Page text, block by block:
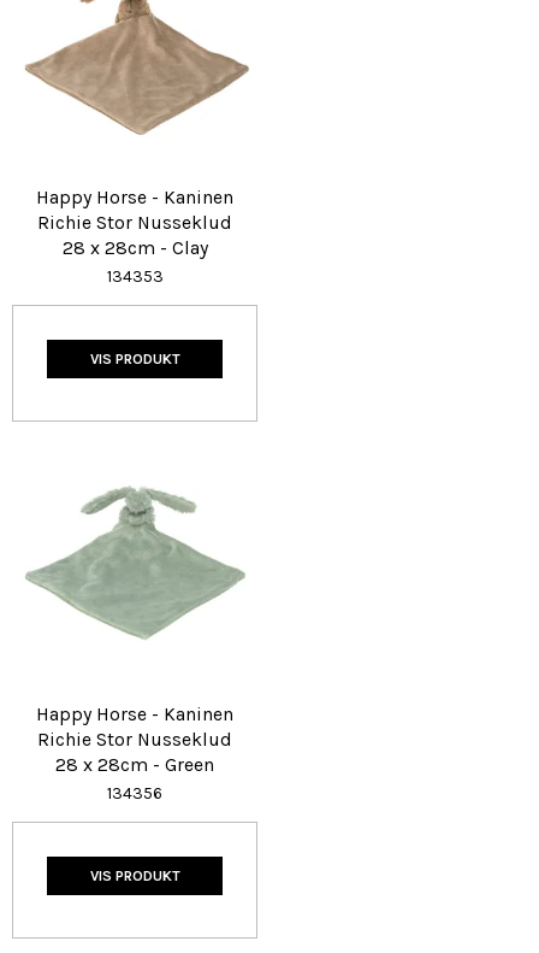
Happy Horse - Kaninen
Richie Stor Nusseklud
28 x 28cm - Clay
134353
VIS PRODUKT
Happy Horse - Kaninen
Richie Stor Nusseklud
28 x 28cm - Green
134356
VIS PRODUKT